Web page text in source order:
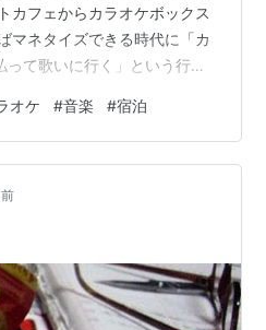
カフェからカラオケボックス
マネタイズできる時代に「カ
て歌いに行く」という行為
ためにカラオケボックスに
ケするのに利用してる」と反
。そう思いつつも、私の中で
オケできる施設だけど、利
ろうか？」と疑問に思い、
オケ #音楽 #宿泊